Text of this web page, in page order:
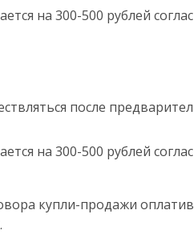
на 300-500 рублей
после
на 300-500 рублей
купли-продажи